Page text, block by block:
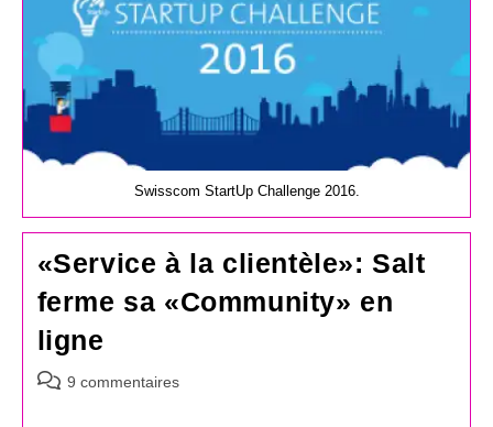
Swisscom StartUp Challenge 2016.
«Service à la clientèle»: Salt
ferme sa «Community» en
ligne
Commentaires
9 commentaires